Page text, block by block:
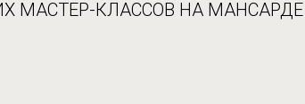
МАСТЕР-КЛАССОВ НА МАНСАРДЕ